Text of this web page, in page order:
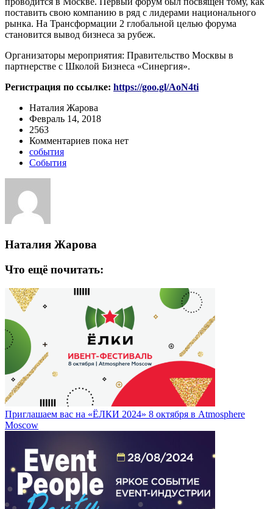
поставить свою компанию в ряд с лидерами национального
рынка. На Трансформации 2 глобальной целью форума
становится вывод бизнеса за рубеж.
Организаторы мероприятия: Правительство Москвы в
партнерстве с Школой Бизнеса «Синергия».
Регистрация по ссылке: https://goo.gl/AoN4ti
Наталия Жарова
Февраль 14, 2018
2563
Комментариев пока нет
события
События
Наталия Жарова
Что ещё почитать:
Приглашаем вас на «ЁЛКИ 2024» 8 октября в Atmosphere
Moscow